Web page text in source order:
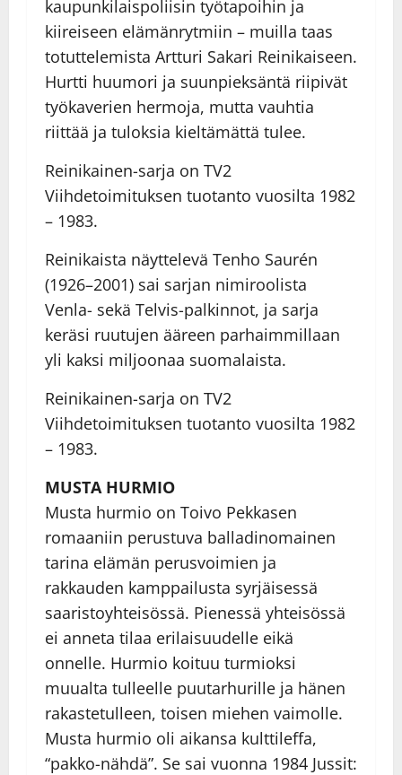
kaupunkilaispoliisin työtapoihin ja
kiireiseen elämänrytmiin – muilla taas
totuttelemista Artturi Sakari Reinikaiseen.
Hurtti huumori ja suunpieksäntä riipivät
työkaverien hermoja, mutta vauhtia
riittää ja tuloksia kieltämättä tulee.
Reinikainen-sarja on TV2
Viihdetoimituksen tuotanto vuosilta 1982
– 1983.
Reinikaista näyttelevä Tenho Saurén
(1926–2001) sai sarjan nimiroolista
Venla- sekä Telvis-palkinnot, ja sarja
keräsi ruutujen ääreen parhaimmillaan
yli kaksi miljoonaa suomalaista.
Reinikainen-sarja on TV2
Viihdetoimituksen tuotanto vuosilta 1982
– 1983.
MUSTA HURMIO
Musta hurmio on Toivo Pekkasen
romaaniin perustuva balladinomainen
tarina elämän perusvoimien ja
rakkauden kamppailusta syrjäisessä
saaristoyhteisössä. Pienessä yhteisössä
ei anneta tilaa erilaisuudelle eikä
onnelle. Hurmio koituu turmioksi
muualta tulleelle puutarhurille ja hänen
rakastetulleen, toisen miehen vaimolle.
Musta hurmio oli aikansa kulttileffa,
“pakko-nähdä”. Se sai vuonna 1984 Jussit: